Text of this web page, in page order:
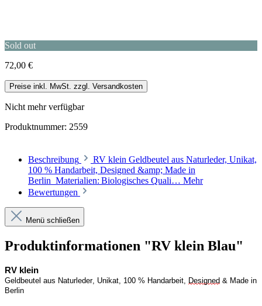
Sold out
72,00 €
Preise inkl. MwSt. zzgl. Versandkosten
Nicht mehr verfügbar
Produktnummer: 2559
Beschreibung
RV klein Geldbeutel aus Naturleder, Unikat,
100 % Handarbeit, Designed &amp; Made in
Berlin Materialien: Biologisches Quali… Mehr
Bewertungen
Menü schließen
Produktinformationen "RV klein Blau"
RV klein
Geldbeutel aus Naturleder, Unikat, 100 % Handarbeit, Designed & Made in
Berlin